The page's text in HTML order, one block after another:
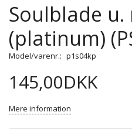
Soulblade u.
(platinum)
Model/varenr.: p1s04kp
145,00DKK
Mere information